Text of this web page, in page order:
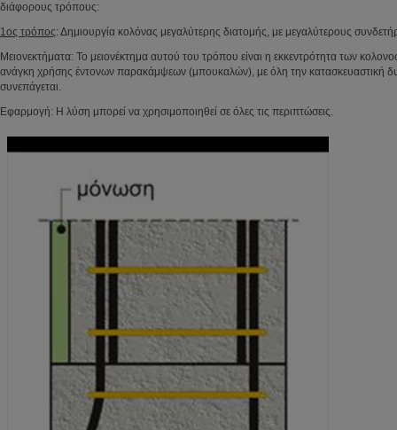
διάφορους τρόπους:
1ος τρόπος: Δημιουργία κολόνας μεγαλύτερης διατομής, με μεγαλύτερους
Μειονεκτήματα: Το μειονέκτημα αυτού του τρόπου είναι η εκκεντρότητα των
ανάγκη χρήσης έντονων παρακάμψεων (μπουκαλών), με όλη την κατασκευαστική
συνεπάγεται.
Εφαρμογή: Η λύση μπορεί να χρησιμοποιηθεί σε όλες τις περιπτώσεις.